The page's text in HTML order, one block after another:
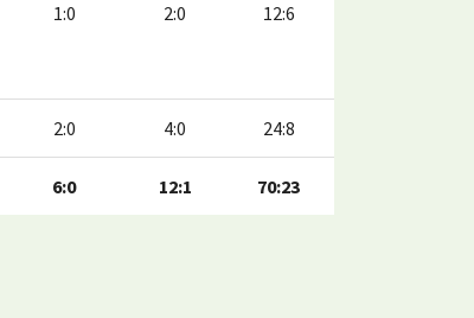
1:0 2:0 12:6
2:0 4:0 24:8
6:0 12:1 70:23